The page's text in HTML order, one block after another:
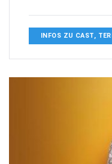
INFOS ZU CAST,